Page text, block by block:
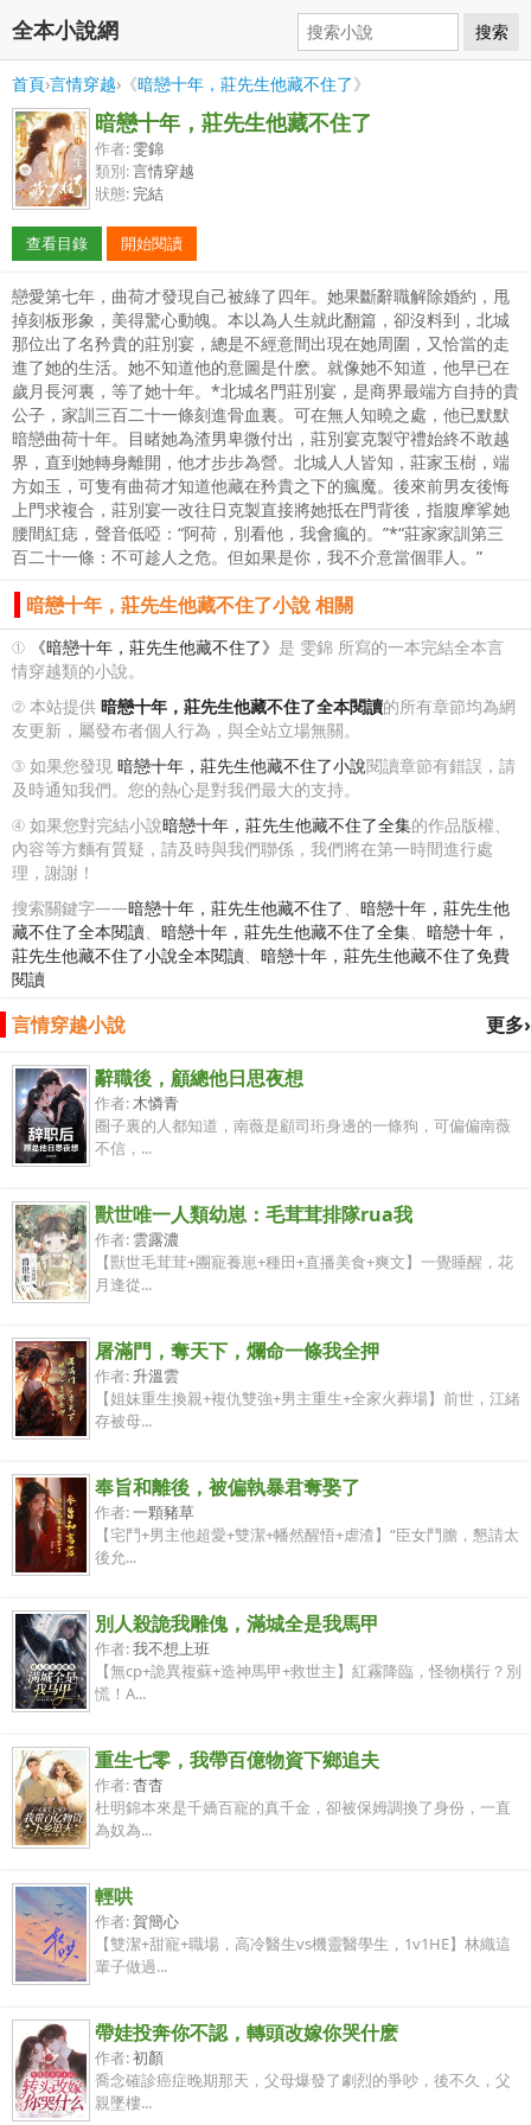
全本小說網 搜索
首頁›言情穿越›《暗戀十年，莊先生他藏不住了》
暗戀十年，莊先生他藏不住了
作者: 雯錦
類別:言情穿越
狀態: 完結
查看目錄 開始閱讀
戀愛第七年，曲荷才發現自己被綠了四年。她果斷辭職解除婚約，甩
掉刻板形象，美得驚心動魄。本以為人生就此翻篇，卻沒料到，北城
那位出了名矜貴的莊別宴，總是不經意間出現在她周圍，又恰當的走
進了她的生活。她不知道他的意圖是什麽。就像她不知道，他早已在
歲月長河裏，等了她十年。*北城名門莊別宴，是商界最端方自持的貴
公子，家訓三百二十一條刻進骨血裏。可在無人知曉之處，他已默默
暗戀曲荷十年。目睹她為渣男卑微付出，莊別宴克製守禮始終不敢越
界，直到她轉身離開，他才步步為營。北城人人皆知，莊家玉樹，端
方如玉，可隻有曲荷才知道他藏在矜貴之下的瘋魔。後來前男友後悔
上門求複合，莊別宴一改往日克製直接將她抵在門背後，指腹摩挲她
腰間紅痣，聲音低啞：“阿荷，別看他，我會瘋的。”*“莊家家訓第三
百二十一條：不可趁人之危。但如果是你，我不介意當個罪人。”
暗戀十年，莊先生他藏不住了小說 相關
① 《暗戀十年，莊先生他藏不住了》 是 雯錦 所寫的一本完結全本言
情穿越類的小說。
② 本站提供 暗戀十年，莊先生他藏不住了全本閱讀的所有章節均為網
友更新，屬發布者個人行為，與全站立場無關。
③ 如果您發現 暗戀十年，莊先生他藏不住了小說閱讀章節有錯誤，請
及時通知我們。您的熱心是對我們最大的支持。
④ 如果您對完結小說暗戀十年，莊先生他藏不住了全集的作品版權、
內容等方麵有質疑，請及時與我們聯係，我們將在第一時間進行處
理，謝謝！
搜索關鍵字——暗戀十年，莊先生他藏不住了 、 暗戀十年，莊先生他
藏不住了全本閱讀、 暗戀十年，莊先生他藏不住了全集、 暗戀十年，
莊先生他藏不住了小說全本閱讀、 暗戀十年，莊先生他藏不住了免費
閱讀
更多›
言情穿越小說
辭職後，顧總他日思夜想
作者:木憐青
圈子裏的人都知道，南薇是顧司珩身邊的一條狗，可偏偏南薇
不信，...
獸世唯一人類幼崽：毛茸茸排隊rua我
作者: 雲露濃
【獸世毛茸茸+團寵養崽+種田+直播美食+爽文】一覺睡醒，花
月逢從...
屠滿門，奪天下，爛命一條我全押
作者: 升溫雲
【姐妹重生換親+複仇雙強+男主重生+全家火葬場】前世，江緒
存被母...
奉旨和離後，被偏執暴君奪娶了
作者:一顆豬草
【宅鬥+男主他超愛+雙潔+幡然醒悟+虐渣】“臣女鬥膽，懇請太
後允...
別人殺詭我雕傀，滿城全是我馬甲
作者:我不想上班
【無cp+詭異複蘇+造神馬甲+救世主】紅霧降臨，怪物橫行？別
慌！A...
重生七零，我帶百億物資下鄉追夫
作者:杳杳
杜明錦本來是千嬌百寵的真千金，卻被保姆調換了身份，一直
為奴為...
輕哄
作者: 賀簡心
【雙潔+甜寵+職場，高冷醫生vs機靈醫學生，1v1HE】林織這
輩子做過...
帶娃投奔你不認，轉頭改嫁你哭什麽
作者:初顏
喬念確診癌症晚期那天，父母爆發了劇烈的爭吵，後不久，父
親墜樓...